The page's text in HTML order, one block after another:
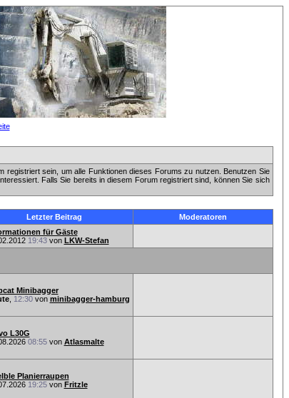
sein, um alle Funktionen dieses Forums zu nutzen. Benutzen Sie
Falls Sie bereits in diesem Forum registriert sind, können Sie sich
Letzter Beitrag Moderatoren
für Gäste
19:43von LKW-Stefan
Minibagger
, 12:30von minibagger-hamburg
L30G
08:55von Atlasmalte
Planierraupen
19:25von Fritzle